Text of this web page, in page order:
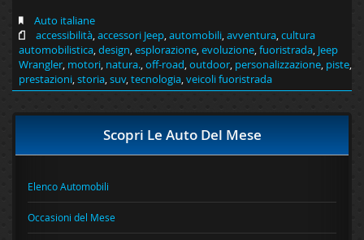
Auto italiane
accessibilità,accessori Jeep,automobili,avventura,cultura
automobilistica,design,esplorazione,evoluzione,fuoristrada, Jeep
Wrangler, motori, natura.,off-road,outdoor, personalizzazione, piste,
prestazioni,storia,suv,tecnologia,veicoli fuoristrada
Scopri Le Auto Del Mese
Elenco Automobili
Occasioni del Mese